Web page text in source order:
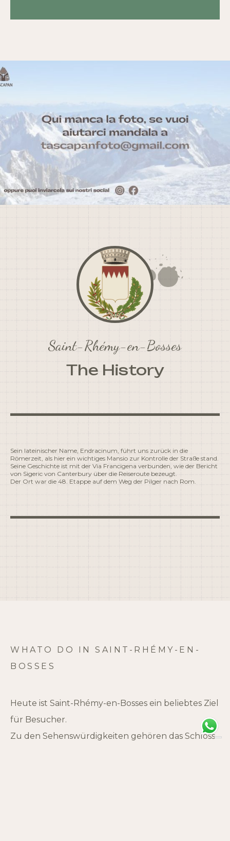
Saint-Rhémy-en-Bosses
The History
Sein lateinischer Name, Endracinum, führt uns zurück in die
Römerzeit, als hier ein wichtiges Mansio zur Kontrolle der Straße stand.
Seine Geschichte ist mit der Via Francigena verbunden, wie der Bericht
von Sigeric von Canterbury über die Reiseroute bezeugt.
Der Ort war die 48. Etappe auf dem Weg der Pilger nach Rom.
WHATO DO IN SAINT-RHÉMY-EN-
BOSSES
Heute ist Saint-Rhémy-en-Bosses ein beliebtes Ziel
für Besucher.
Zu den Sehenswürdigkeiten gehören das Schloss